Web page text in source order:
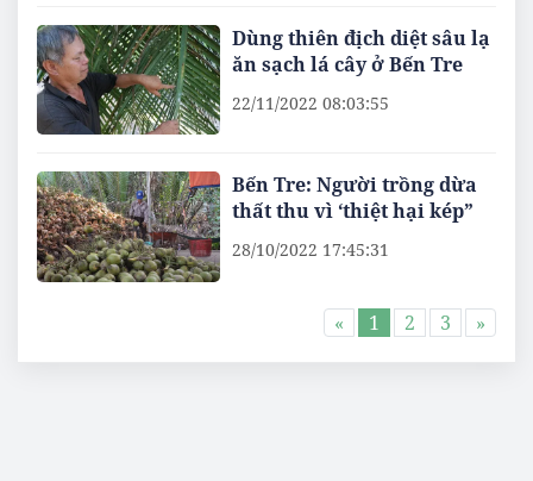
Dùng thiên địch diệt sâu lạ
ăn sạch lá cây ở Bến Tre
22/11/2022 08:03:55
Bến Tre: Người trồng dừa
thất thu vì ‘thiệt hại kép”
28/10/2022 17:45:31
« 1 2 3 »